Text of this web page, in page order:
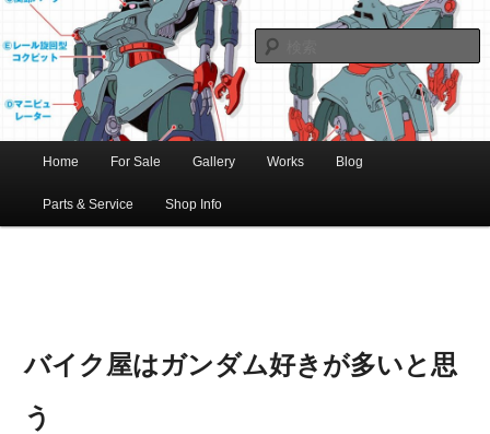
新潟のハー
レー中古車
専門店 オー
バーロード
ショベル・アイアンスポーツ・エボビッグツイン＆スポーツスターなどを取
り扱う中古ハーレー専門店。整備・修理・カスタムまで一貫対応します。
ン
メ
イ
サ
ブ
Home For Sale Gallery Works Blog
Parts & Service Shop Info
バイク屋はガンダム好きが多いと思
う